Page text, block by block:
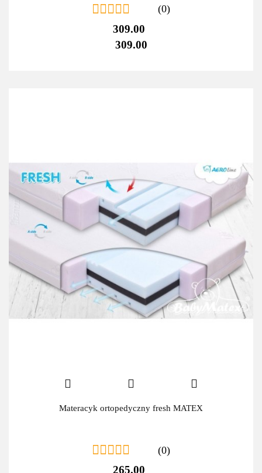
(0)
309.00
309.00
Materacyk ortopedyczny fresh MATEX
(0)
265.00